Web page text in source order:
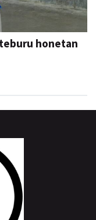
honetan